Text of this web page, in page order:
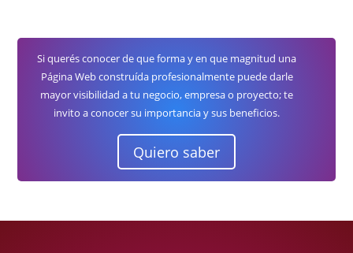
Si querés conocer de que forma y en que magnitud una
Página Web construída profesionalmente puede darle
mayor visibilidad a tu negocio, empresa o proyecto; te
invito a conocer su importancia y sus beneficios.
Quiero saber